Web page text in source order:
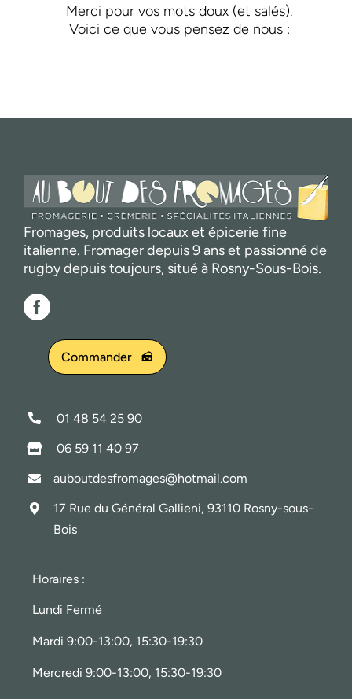
Merci pour vos mots doux (et salés).
Voici ce que vous pensez de nous :
Fromages, produits locaux et épicerie fine
italienne. Fromager depuis 9 ans et passionné de
rugby depuis toujours, situé à Rosny-Sous-Bois.
Commander
01 48 54 25 90
06 59 11 40 97
auboutdesfromages@hotmail.com
17 Rue du Général Gallieni, 93110 Rosny-sous-
Bois
Horaires :
Lundi Fermé
Mardi 9:00-13:00, 15:30-19:30
Mercredi 9:00-13:00, 15:30-19:30